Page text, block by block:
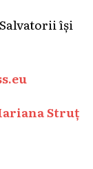
își
Struț